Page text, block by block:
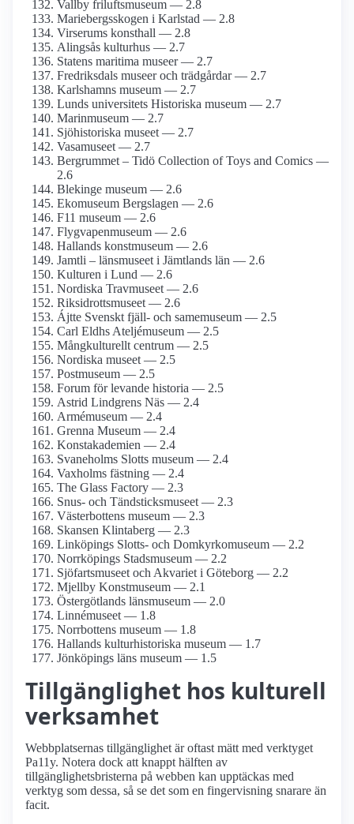
Vallby friluftsmuseum — 2.8
Mariebergs­skogen i Karlstad — 2.8
Virserums konsthall — 2.8
Alingsås kulturhus — 2.7
Statens maritima museer — 2.7
Fredriksdals museer och trädgårdar — 2.7
Karlshamns museum — 2.7
Lunds universitets Historiska museum — 2.7
Marinmuseum — 2.7
Sjöhistoriska museet — 2.7
Vasamuseet — 2.7
Bergrummet – Tidö Collection of Toys and Comics —
2.6
Blekinge museum — 2.6
Ekomuseum Bergslagen — 2.6
F11 museum — 2.6
Flygvapen­museum — 2.6
Hallands konstmuseum — 2.6
Jamtli – länsmuseet i Jämtlands län — 2.6
Kulturen i Lund — 2.6
Nordiska Travmuseet — 2.6
Riksidrotts­museet — 2.6
Ájtte Svenskt fjäll- och same­museum — 2.5
Carl Eldhs Ateljémuseum — 2.5
Mångkulturellt centrum — 2.5
Nordiska museet — 2.5
Postmuseum — 2.5
Forum för levande historia — 2.5
Astrid Lindgrens Näs — 2.4
Armé­museum — 2.4
Grenna Museum — 2.4
Konst­akademien — 2.4
Svaneholms Slotts museum — 2.4
Vaxholms fästning — 2.4
The Glass Factory — 2.3
Snus- och Tändsticks­museet — 2.3
Västerbottens museum — 2.3
Skansen Klintaberg — 2.3
Linköpings Slotts- och Domkyrko­museum — 2.2
Norrköpings Stadsmuseum — 2.2
Sjöfartsmuseet och Akvariet i Göteborg — 2.2
Mjellby Konstmuseum — 2.1
Östergötlands länsmuseum — 2.0
Linnémuseet — 1.8
Norrbottens museum — 1.8
Hallands kultur­historiska museum — 1.7
Jönköpings läns museum — 1.5
Tillgänglighet hos kulturell
verksamhet
Webbplatsernas tillgänglighet är oftast mätt med verktyget
Pa11y. Notera dock att knappt hälften av
tillgänglighetsbristerna på webben kan upptäckas med
verktyg som dessa, så se det som en fingervisning snarare än
facit.